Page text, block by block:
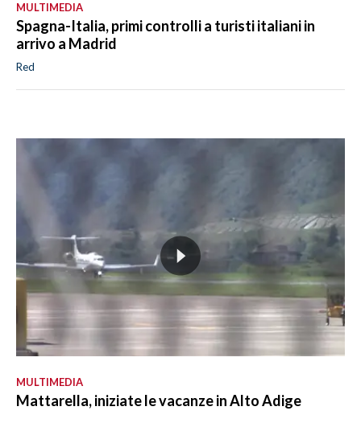
MULTIMEDIA
Spagna-Italia, primi controlli a turisti italiani in
arrivo a Madrid
Red
MULTIMEDIA
Mattarella, iniziate le vacanze in Alto Adige